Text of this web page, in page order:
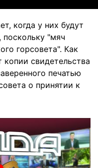
когда у них будут
"мяч
горсовета". Как
копии свидетельства
печатью
о принятии к